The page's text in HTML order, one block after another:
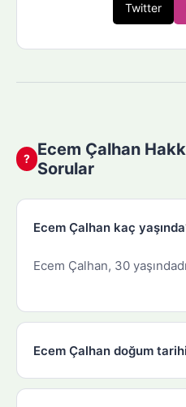
Twitter
? Ecem Çalhan
Sorular
Ecem Çalhan kaç
Ecem Çalhan, 30
Ecem Çalhan doğum